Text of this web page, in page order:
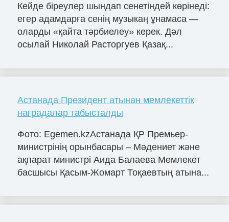
Кейде біреулер шындап сенетіндей көрінеді:
егер адамдарға сенің музыкаң ұнамаса —
оларды «қайта тәрбиелеу» керек. Дәл
осылай Николай Расторгуев Қазақ...
Астанада Президент атынан мемлекеттік
наградалар табысталды
Фото: Egemen.kzАстанада ҚР Премьер-
министрінің орынбасары – Мәдениет және
ақпарат министрі Аида Балаева Мемлекет
басшысы Қасым-Жомарт Тоқаевтың атына...